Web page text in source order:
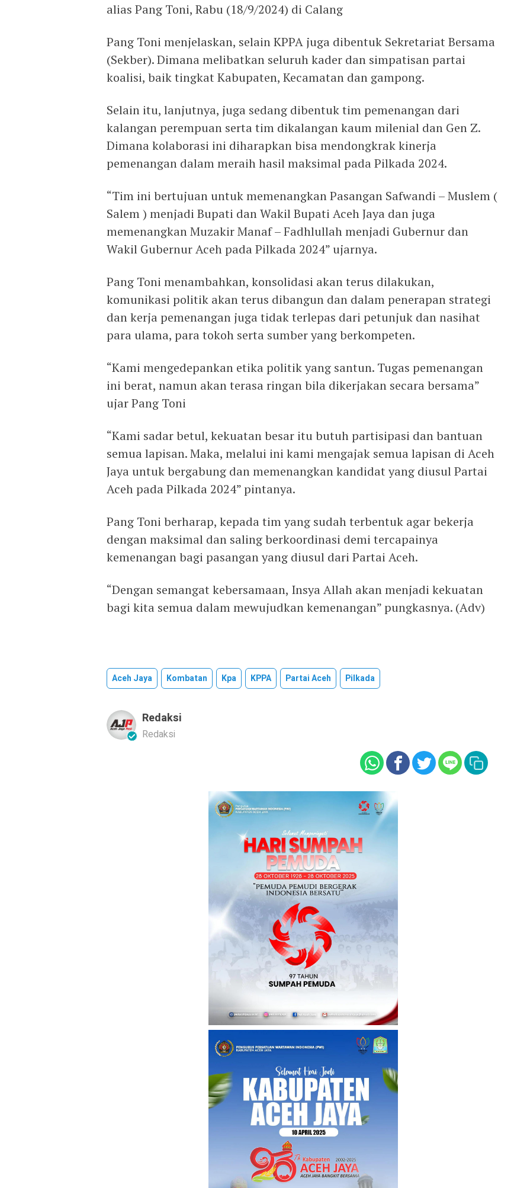
alias Pang Toni, Rabu (18/9/2024) di Calang
Pang Toni menjelaskan, selain KPPA juga dibentuk Sekretariat Bersama
(Sekber). Dimana melibatkan seluruh kader dan simpatisan partai
koalisi, baik tingkat Kabupaten, Kecamatan dan gampong.
Selain itu, lanjutnya, juga sedang dibentuk tim pemenangan dari
kalangan perempuan serta tim dikalangan kaum milenial dan Gen Z.
Dimana kolaborasi ini diharapkan bisa mendongkrak kinerja
pemenangan dalam meraih hasil maksimal pada Pilkada 2024.
“Tim ini bertujuan untuk memenangkan Pasangan Safwandi – Muslem (
Salem ) menjadi Bupati dan Wakil Bupati Aceh Jaya dan juga
memenangkan Muzakir Manaf – Fadhlullah menjadi Gubernur dan
Wakil Gubernur Aceh pada Pilkada 2024” ujarnya.
Pang Toni menambahkan, konsolidasi akan terus dilakukan,
komunikasi politik akan terus dibangun dan dalam penerapan strategi
dan kerja pemenangan juga tidak terlepas dari petunjuk dan nasihat
para ulama, para tokoh serta sumber yang berkompeten.
“Kami mengedepankan etika politik yang santun. Tugas pemenangan
ini berat, namun akan terasa ringan bila dikerjakan secara bersama”
ujar Pang Toni
“Kami sadar betul, kekuatan besar itu butuh partisipasi dan bantuan
semua lapisan. Maka, melalui ini kami mengajak semua lapisan di Aceh
Jaya untuk bergabung dan memenangkan kandidat yang diusul Partai
Aceh pada Pilkada 2024” pintanya.
Pang Toni berharap, kepada tim yang sudah terbentuk agar bekerja
dengan maksimal dan saling berkoordinasi demi tercapainya
kemenangan bagi pasangan yang diusul dari Partai Aceh.
“Dengan semangat kebersamaan, Insya Allah akan menjadi kekuatan
bagi kita semua dalam mewujudkan kemenangan” pungkasnya. (Adv)
Aceh Jaya Kombatan Kpa KPPA Partai Aceh Pilkada
Redaksi
Redaksi